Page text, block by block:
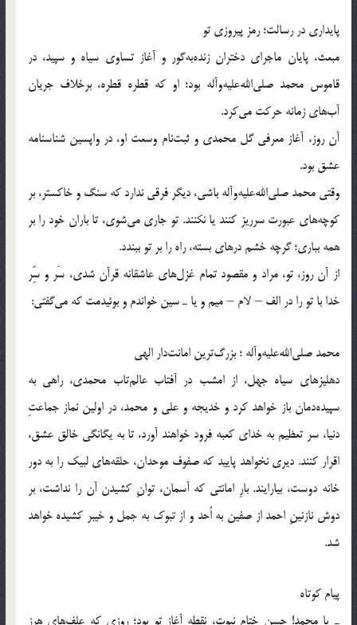
پایداری در رسالت؛ رمز پیروزی تو
مبعث، پایان ماجرای دختران زنده‌به‌گور و آغاز تساوی سیاه و سپید، در
قاموس محمد صلی‌الله‌علیه‌و‌آله بود؛ او که قطره قطره، برخلاف جریان
آب‌های زمانه حرکت می‌کرد.
آن روز، آغاز معرفی گل محمدی و ثبت‌نام وسعت او، در واپسین شناسنامه
عشق بود.
وقتی محمد صلی‌الله‌علیه‌و‌آله باشی، دیگر فرقی ندارد که سنگ و خاکستر، بر
کوچه‌های عبورت سرریز کنند یا نکنند. تو جاری می‌شوی، تا باران خود را بر
همه بباری؛ گرچه خشم درهای بسته، راه را بر تو ببندد.
از آن روز، تو، مراد و مقصود تمام غزل‌های عاشقانه قرآن شدی، سَر و سِّر
خدا با تو را در الف – لام – میم و یا ـ سین خواندم و بوئیدمت که می‌گفتی:
محمد صلی‌الله‌علیه‌و‌آله ؛ بزرگ‌ترین امانت‌دار الهی
دهلیزهای سیاه جهل، از امشب در آفتاب عالم‌تاب محمدی، راهی به
سپیده‌دمان باز خواهد کرد و خدیجه و علی و محمد، در اولین نماز جماعتِ
دنیا، سر تعظیم به خدای کعبه فرود خواهند آورد، تا به یگانگی خالق عشق،
اقرار کنند. دیری نخواهد پایید که صفوف موحدان، حلقه‌های لبیک را به دور
خانه دوست، بیارایند. بارِ امانتی که آسمان، توانِ کشیدن آن را نداشت، بر
دوش نازنینِ احمد از صفین به اُحد و از تبوک به جمل و خیبر کشیده خواهد
شد.
پیام کوتاه